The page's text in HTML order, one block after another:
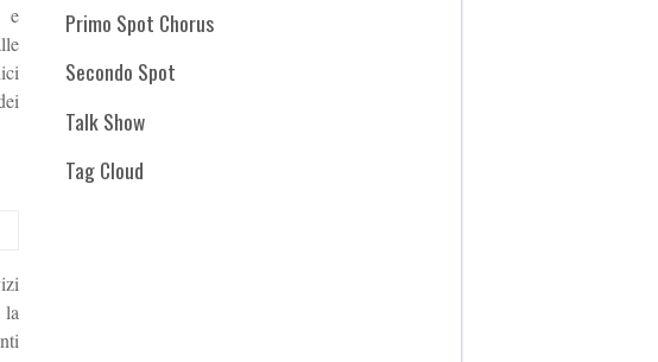
e
Primo Spot Chorus
Secondo Spot
Talk Show
Tag Cloud